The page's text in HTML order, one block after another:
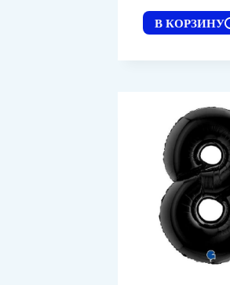
В КОРЗИНУ